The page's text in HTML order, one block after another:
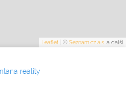
Leaflet ©Seznam.cz a.s. a další